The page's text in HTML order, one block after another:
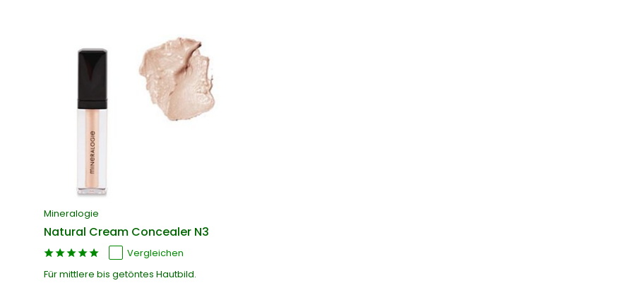
Mineralogie
Natural Cream Concealer N3
Vergleichen
Für mittlere bis getöntes Hautbild.